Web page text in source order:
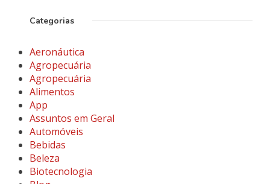
Categorias
Aeronáutica
Agropecuária
Agropecuária
Alimentos
App
Assuntos em Geral
Automóveis
Bebidas
Beleza
Biotecnologia